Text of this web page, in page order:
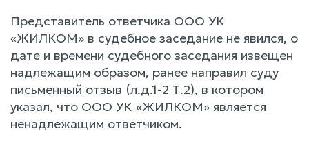
Представитель ответчика ООО УК
«ЖИЛКОМ» в судебное заседание не явился, о
дате и времени судебного заседания извещен
надлежащим образом, ранее направил суду
письменный отзыв (л.д.1-2 Т.2), в котором
указал, что ООО УК «ЖИЛКОМ» является
ненадлежащим ответчиком.